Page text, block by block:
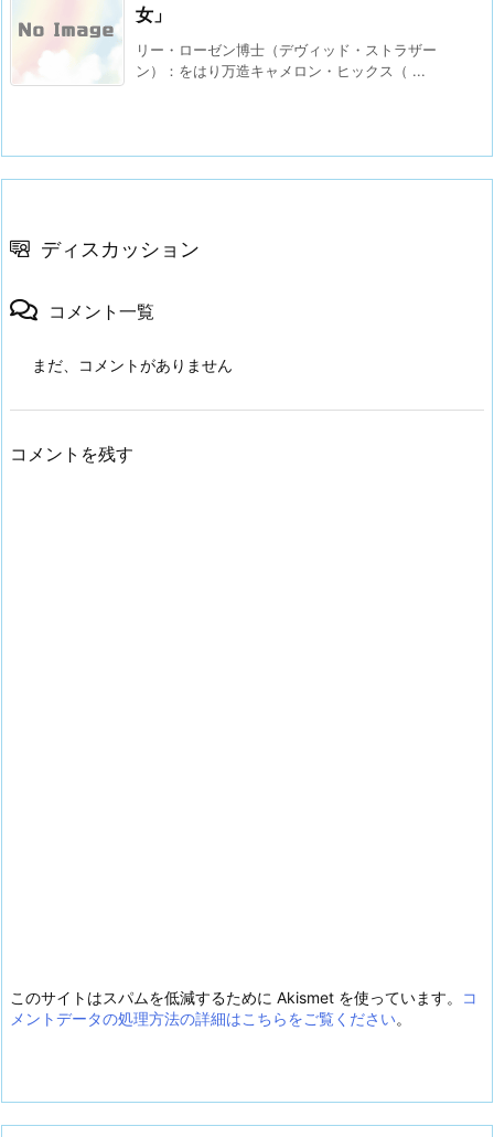
女」
リー・ローゼン博士（デヴィッド・ストラザー
ン）：をはり万造キャメロン・ヒックス（ ...
ディスカッション
コメント一覧
まだ、コメントがありません
コメントを残す
このサイトはスパムを低減するために Akismet を使っています。
コ
メントデータの処理方法の詳細はこちらをご覧ください。